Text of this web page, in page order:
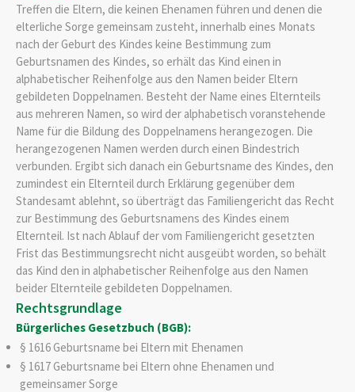
Treffen die Eltern, die keinen Ehenamen führen und denen die
elterliche Sorge gemeinsam zusteht, innerhalb eines Monats
nach der Geburt des Kindes keine Bestimmung zum
Geburtsnamen des Kindes, so erhält das Kind einen in
alphabetischer Reihenfolge aus den Namen beider Eltern
gebildeten Doppelnamen. Besteht der Name eines Elternteils
aus mehreren Namen, so wird der alphabetisch voranstehende
Name für die Bildung des Doppelnamens herangezogen. Die
herangezogenen Namen werden durch einen Bindestrich
verbunden. Ergibt sich danach ein Geburtsname des Kindes, den
zumindest ein Elternteil durch Erklärung gegenüber dem
Standesamt ablehnt, so überträgt das Familiengericht das Recht
zur Bestimmung des Geburtsnamens des Kindes einem
Elternteil. Ist nach Ablauf der vom Familiengericht gesetzten
Frist das Bestimmungsrecht nicht ausgeübt worden, so behält
das Kind den in alphabetischer Reihenfolge aus den Namen
beider Elternteile gebildeten Doppelnamen.
Rechtsgrundlage
Bürgerliches Gesetzbuch (BGB):
§ 1616 Geburtsname bei Eltern mit Ehenamen
§ 1617 Geburtsname bei Eltern ohne Ehenamen und
gemeinsamer Sorge